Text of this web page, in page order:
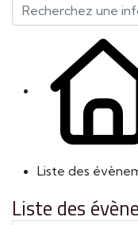
Liste des
Liste des